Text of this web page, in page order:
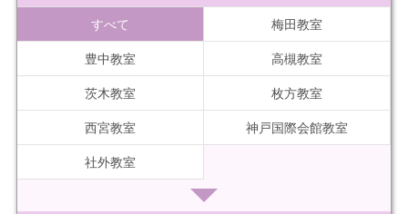
すべて 梅田教室
豊中教室 高槻教室
茨木教室 枚方教室
西宮教室 神戸国際会館教室
社外教室